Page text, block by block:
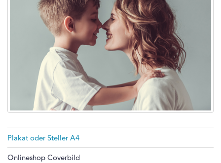
Plakat oder Steller A4
Onlineshop Coverbild